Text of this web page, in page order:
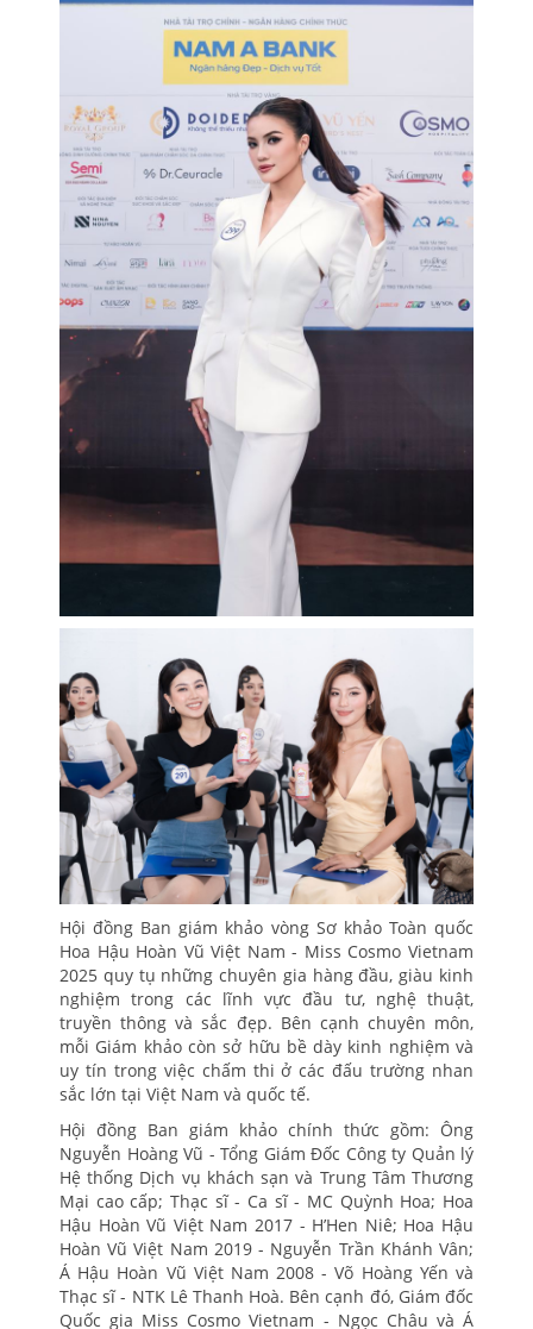
Hội đồng Ban giám khảo vòng Sơ khảo Toàn quốc
Hoa Hậu Hoàn Vũ Việt Nam - Miss Cosmo Vietnam
2025 quy tụ những chuyên gia hàng đầu, giàu kinh
nghiệm trong các lĩnh vực đầu tư, nghệ thuật,
truyền thông và sắc đẹp. Bên cạnh chuyên môn,
mỗi Giám khảo còn sở hữu bề dày kinh nghiệm và
uy tín trong việc chấm thi ở các đấu trường nhan
sắc lớn tại Việt Nam và quốc tế.
Hội đồng Ban giám khảo chính thức gồm: Ông
Nguyễn Hoàng Vũ - Tổng Giám Đốc Công ty Quản lý
Hệ thống Dịch vụ khách sạn và Trung Tâm Thương
Mại cao cấp; Thạc sĩ - Ca sĩ - MC Quỳnh Hoa; Hoa
Hậu Hoàn Vũ Việt Nam 2017 - H’Hen Niê; Hoa Hậu
Hoàn Vũ Việt Nam 2019 - Nguyễn Trần Khánh Vân;
Á Hậu Hoàn Vũ Việt Nam 2008 - Võ Hoàng Yến và
Thạc sĩ - NTK Lê Thanh Hoà. Bên cạnh đó, Giám đốc
Quốc gia Miss Cosmo Vietnam - Ngọc Châu và Á